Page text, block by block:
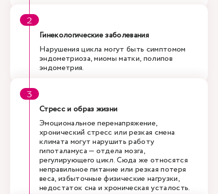
Гинекологические заболевания
Нарушения цикла могут быть симптомом
эндометриоза, миомы матки, полипов
эндометрия.
Стресс и образ жизни
Эмоциональное перенапряжение,
хронический стресс или резкая смена
климата могут нарушить работу
гипоталамуса — отдела мозга,
регулирующего цикл. Сюда же относятся
неправильное питание или резкая потеря
веса, избыточные физические нагрузки,
недостаток сна и хроническая усталость.